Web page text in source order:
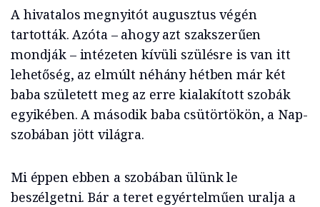
A hivatalos megnyitót augusztus végén
tartották. Azóta – ahogy azt szakszerűen
mondják – intézeten kívüli szülésre is van itt
lehetőség, az elmúlt néhány hétben már két
baba született meg az erre kialakított szobák
egyikében. A második baba csütörtökön, a Nap-
szobában jött világra.
Mi éppen ebben a szobában ülünk le
beszélgetni. Bár a teret egyértelműen uralja a